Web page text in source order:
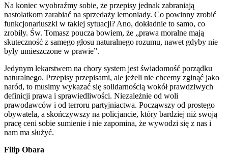
Na koniec wyobraźmy sobie, że przepisy jednak zabraniają
nastolatkom zarabiać na sprzedaży lemoniady. Co powinny zrobić
funkcjonariuszki w takiej sytuacji? Ano, dokładnie to samo, co
zrobiły. Św. Tomasz poucza bowiem, że „prawa moralne mają
skuteczność z samego głosu naturalnego rozumu, nawet gdyby nie
były umieszczone w prawie”.
Jedynym lekarstwem na chory system jest świadomość porządku
naturalnego. Przepisy przepisami, ale jeżeli nie chcemy zginąć jako
naród, to musimy wykazać się solidarnością wokół prawdziwych
definicji prawa i sprawiedliwości. Niezależnie od woli
prawodawców i od terroru partyjniactwa. Począwszy od prostego
obywatela, a skończywszy na policjancie, który bardziej niż swoją
pracę ceni sobie sumienie i nie zapomina, że wywodzi się z nas i
nam ma służyć.
Filip Obara